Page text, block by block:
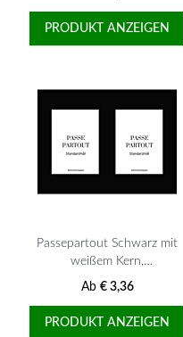
PRODUKT ANZEIGEN
Passepartout Schwarz mit
weißem Kern,
Mehrfachausschnitt,
Ab € 3,36
PRODUKT ANZEIGEN